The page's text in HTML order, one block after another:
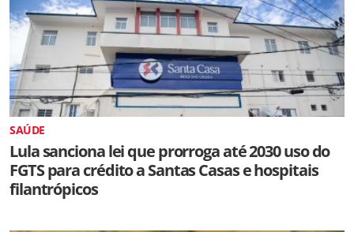
SAÚDE
Lula sanciona lei que prorroga até 2030 uso do
FGTS para crédito a Santas Casas e hospitais
filantrópicos